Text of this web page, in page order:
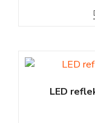
LED